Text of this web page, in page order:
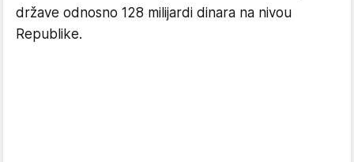
države odnosno 128 milijardi dinara na nivou
Republike.